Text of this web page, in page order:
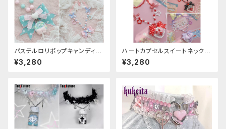
パステルロリポップキャンディネ
ックレス
¥3,280
ハートカプセルスイートネックレ
ス
¥3,280